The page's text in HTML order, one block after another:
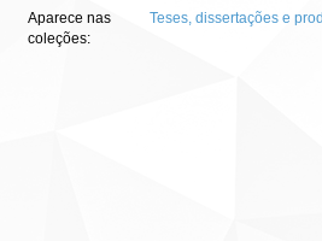
Aparece nas
coleções:
Teses, dissertações e